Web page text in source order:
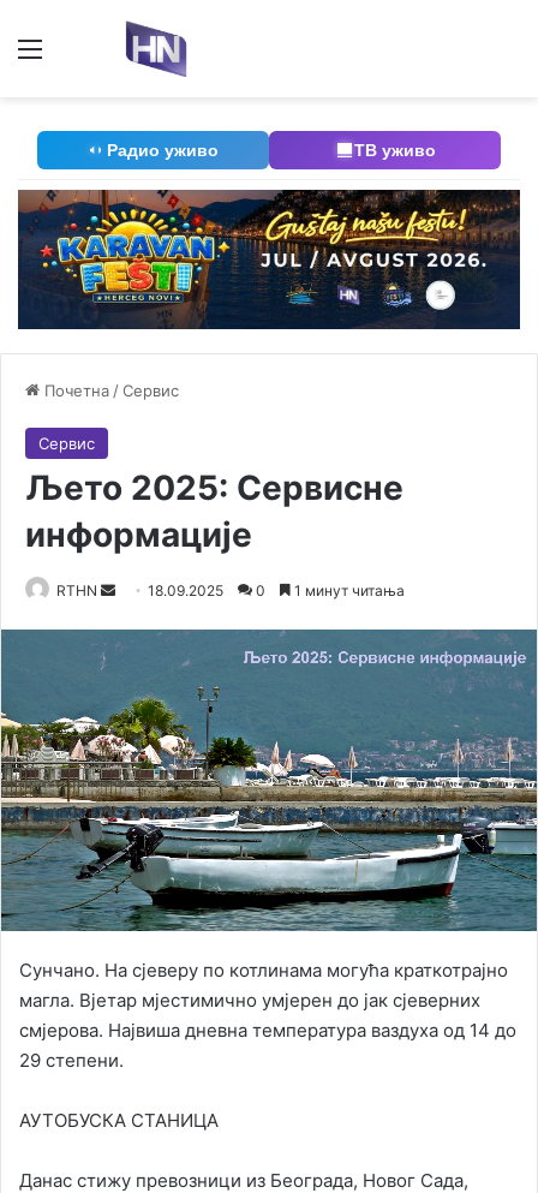
Радио уживо ТВ уживо
Почетна /Сервис
Сервис
Љето 2025: Сервисне
информације
RTHN
n
a
n
e
m
a
i
l
18.09.2025 0 1 минут читања
Сунчано. На сјеверу по котлинама могућа краткотрајно
магла. Вјетар мјестимично умјерен до јак сјеверних
смјерова. Највиша дневна температура ваздуха од 14 до
29 степени.
АУТОБУСКА СТАНИЦА
Данас стижу превозници из Београда, Новог Сада,